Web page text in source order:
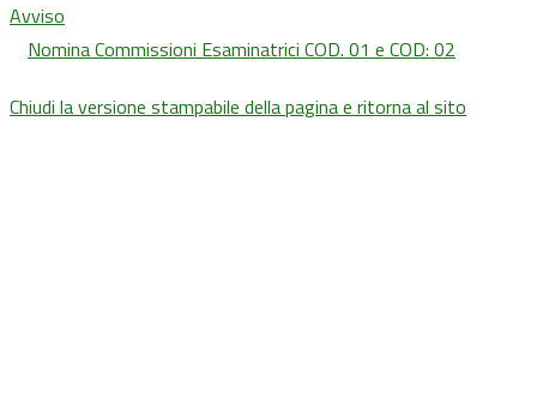
Avviso
Nomina Commissioni Esaminatrici COD. 01 e COD: 02
Chiudi la versione stampabile della pagina e ritorna al sito